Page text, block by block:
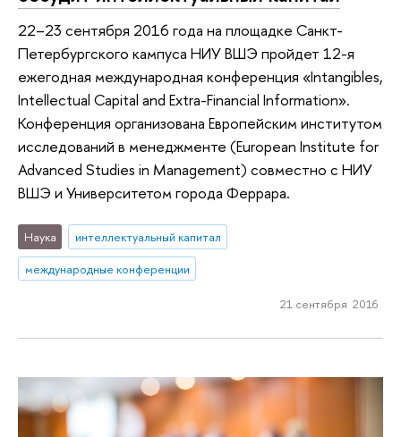
22–23 сентября 2016 года на площадке Санкт-
Петербургского кампуса НИУ ВШЭ пройдет 12-я
ежегодная международная конференция «Intangibles,
Intellectual Capital and Extra-Financial Information».
Конференция организована Европейским институтом
исследований в менеджменте (European Institute for
Advanced Studies in Management) совместно с НИУ
ВШЭ и Университетом города Феррара.
Наука
интеллектуальный капитал
международные конференции
21 сентября 2016